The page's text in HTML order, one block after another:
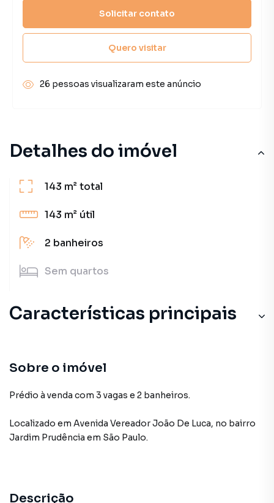
Detalhes do imóvel
143 m²total
143 m² útil
2 banheiros
Sem quartos
Características principais
Sobre o imóvel
Prédio à venda com 3 vagas e 2 banheiros.
Localizado em Avenida Vereador João De Luca, no bairro
Jardim Prudência em São Paulo.
Descrição
Solicitar contato
Quero visitar
26 pessoas visualizaram este anúncio